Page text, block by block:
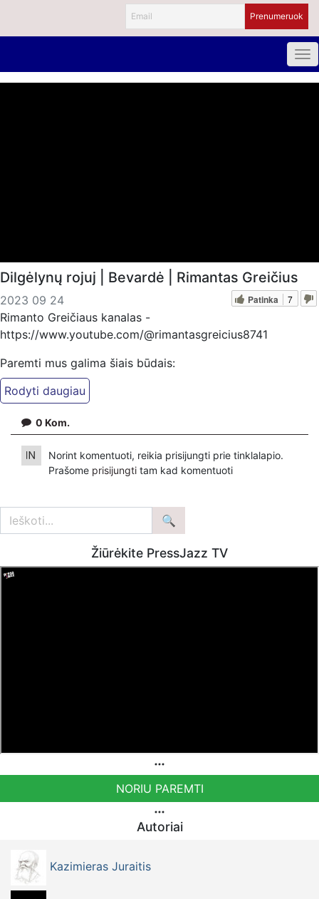
Dilgėlynų rojuj | Bevardė | Rimantas Greičius
2023 09 24 Patinka 7
Rimanto Greičiaus kanalas -
https://www.youtube.com/@rimantasgreicius8741
Paremti mus galima šiais būdais:
Patreon platforma -
https://www.patreon.com/PressJazzTV
Patreon platformoje patreon.com/KazimierasJuraitis
Bankiniu pavedimu - Gavėjas - Kazimieras Juraitis,
Bankas MONESE, SWIFT (BIC) kodas PESOBEB1
0 Kom.
Norint komentuoti, reikia prisijungti prie tinklalapio.
Prašome prisijungti tam kad komentuoti
Žiūrėkite PressJazz TV
NORIU PAREMTI
Autoriai
Kazimieras Juraitis